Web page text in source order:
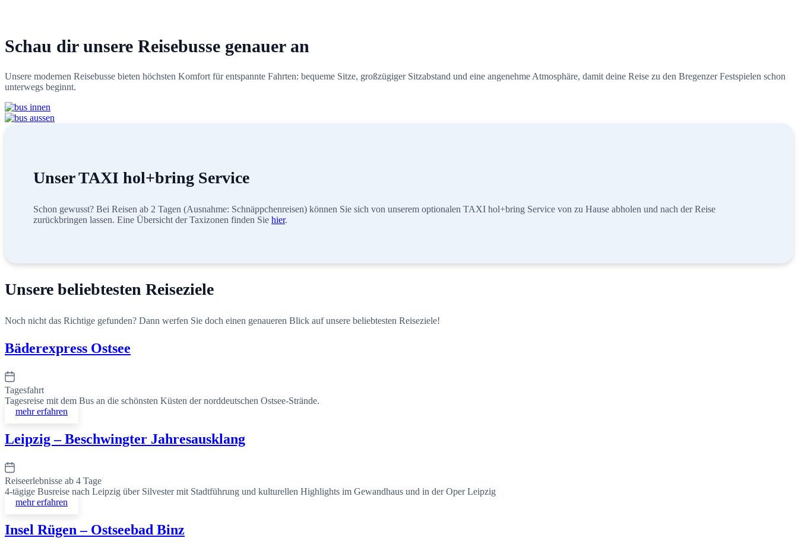
Schau dir unsere Reisebusse genauer an
Unsere modernen Reisebusse bieten höchsten Komfort für entspannte Fahrten: bequeme Sitze, großzügiger Sitzabstand und eine angenehme Atmosphäre, damit deine Reise zu den Bregenzer Festspielen schon
unterwegs beginnt.
Unser TAXI hol+bring Service
Schon gewusst? Bei Reisen ab 2 Tagen (Ausnahme: Schnäppchenreisen) können Sie sich von unserem optionalen TAXI hol+bring Service von zu Hause abholen und nach der Reise
zurückbringen lassen. Eine Übersicht der Taxizonen finden Sie hier.
Unsere beliebtesten Reiseziele
Noch nicht das Richtige gefunden? Dann werfen Sie doch einen genaueren Blick auf unsere beliebtesten Reiseziele!
Bäderexpress Ostsee
Tagesfahrt
Tagesreise mit dem Bus an die schönsten Küsten der norddeutschen Ostsee-Strände.
mehr erfahren
Leipzig – Beschwingter Jahresausklang
Reiseerlebnisse ab 4 Tage
4-tägige Busreise nach Leipzig über Silvester mit Stadtführung und kulturellen Highlights im Gewandhaus und in der Oper Leipzig
mehr erfahren
Insel Rügen – Ostseebad Binz